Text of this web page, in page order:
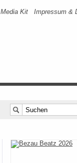
Media Kit Impressum &